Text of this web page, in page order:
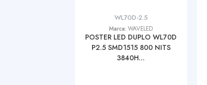
WL70D-2.5
Marca:WAVELED
POSTER LED DUPLO WL70D
P2.5 SMD1515 800 NITS
3840H...